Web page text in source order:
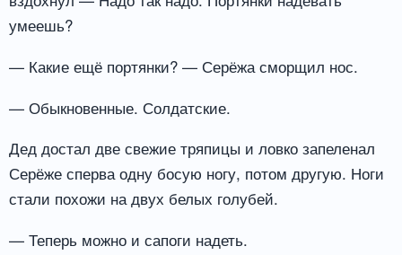
умеешь?
— Какие ещё портянки? — Серёжа сморщил нос.
— Обыкновенные. Солдатские.
Дед достал две свежие тряпицы и ловко запеленал
Серёже сперва одну босую ногу, потом другую. Ноги
стали похожи на двух белых голубей.
— Теперь можно и сапоги надеть.